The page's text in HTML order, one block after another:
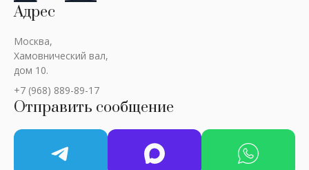
Адрес
Москва,
Хамовнический вал,
дом 10.
+7 (968) 889-89-17
Отправить сообщение